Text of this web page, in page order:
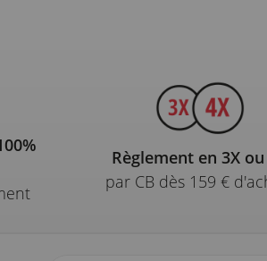
Règlement en 3X ou
par CB dès 159 €